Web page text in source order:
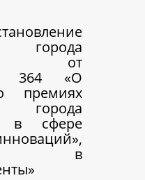
от
№364 «О
премиях
в сфере
в